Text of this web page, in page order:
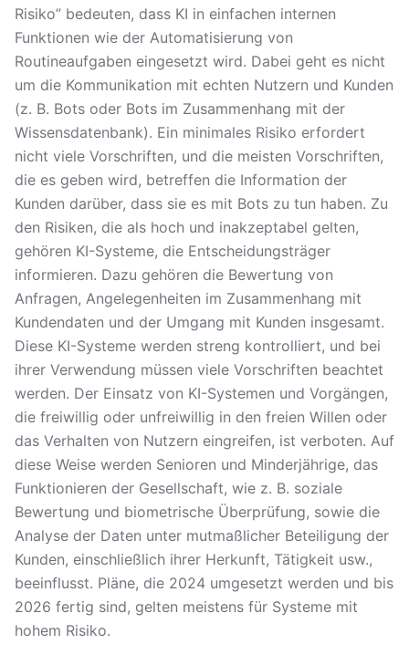
Risiko” bedeuten, dass KI in einfachen internen
Funktionen wie der Automatisierung von
Routineaufgaben eingesetzt wird. Dabei geht es nicht
um die Kommunikation mit echten Nutzern und Kunden
(z. B. Bots oder Bots im Zusammenhang mit der
Wissensdatenbank). Ein minimales Risiko erfordert
nicht viele Vorschriften, und die meisten Vorschriften,
die es geben wird, betreffen die Information der
Kunden darüber, dass sie es mit Bots zu tun haben. Zu
den Risiken, die als hoch und inakzeptabel gelten,
gehören KI-Systeme, die Entscheidungsträger
informieren. Dazu gehören die Bewertung von
Anfragen, Angelegenheiten im Zusammenhang mit
Kundendaten und der Umgang mit Kunden insgesamt.
Diese KI-Systeme werden streng kontrolliert, und bei
ihrer Verwendung müssen viele Vorschriften beachtet
werden. Der Einsatz von KI-Systemen und Vorgängen,
die freiwillig oder unfreiwillig in den freien Willen oder
das Verhalten von Nutzern eingreifen, ist verboten. Auf
diese Weise werden Senioren und Minderjährige, das
Funktionieren der Gesellschaft, wie z. B. soziale
Bewertung und biometrische Überprüfung, sowie die
Analyse der Daten unter mutmaßlicher Beteiligung der
Kunden, einschließlich ihrer Herkunft, Tätigkeit usw.,
beeinflusst. Pläne, die 2024 umgesetzt werden und bis
2026 fertig sind, gelten meistens für Systeme mit
hohem Risiko.